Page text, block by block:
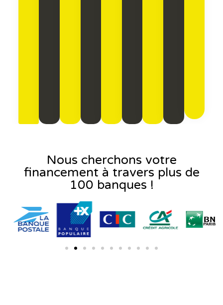
Nous cherchons votre
financement à travers plus de
100 banques !